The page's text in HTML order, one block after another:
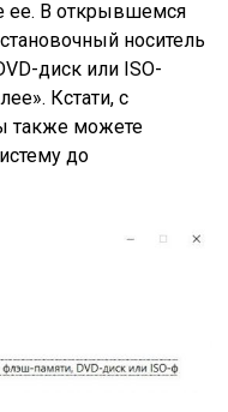
ее. В открывшемся
носитель
диск или ISO-
Кстати, с
также можете
до